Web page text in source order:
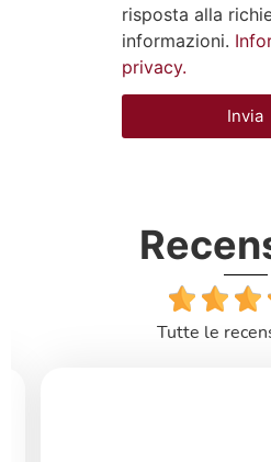
risposta alla
informazioni.
privacy.
Invia
Tutte le